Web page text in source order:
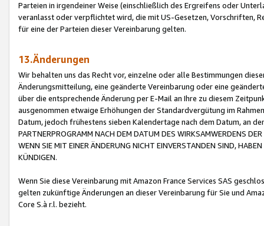
Parteien in irgendeiner Weise (einschließlich des Ergreifens oder
veranlasst oder verpflichtet wird, die mit US-Gesetzen, Vorschriften,
für eine der Parteien dieser Vereinbarung gelten.
13.Änderungen
Wir behalten uns das Recht vor, einzelne oder alle Bestimmungen
Änderungsmitteilung, eine geänderte Vereinbarung oder eine
über die entsprechende Änderung per E-Mail an Ihre zu diesem
ausgenommen etwaige Erhöhungen der Standardvergütung im
Datum, jedoch frühestens sieben Kalendertage nach dem Datum, an
PARTNERPROGRAMM NACH DEM DATUM DES WIRKSAMWERDENS
WENN SIE MIT EINER ÄNDERUNG NICHT EINVERSTANDEN SIND,
KÜNDIGEN.
Wenn Sie diese Vereinbarung mit Amazon France Services SAS
gelten zukünftige Änderungen an dieser Vereinbarung für Sie und
Core S.à r.l. bezieht.